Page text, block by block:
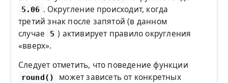
5.06 . Округление происходит, когда
третий знак после запятой (в данном
случае
5 ) активирует правило округления
«вверх».
Следует отметить, что поведение функции
round()
может зависеть от конкретных